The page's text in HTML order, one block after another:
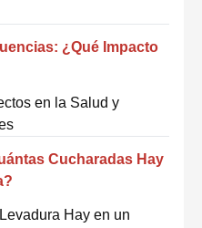
¿Qué Impacto
en la Salud y
Cucharadas Hay
Hay en un